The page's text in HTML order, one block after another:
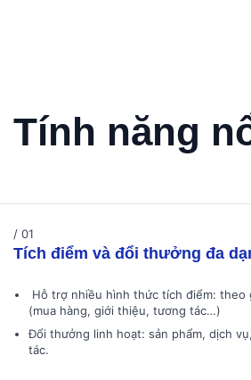
Tính năng
/ 01
Tích điểm và đổi thưởng đa
Hỗ trợ nhiều hình thức tích điểm: theo
(mua hàng, giới thiệu, tương tác…)
Đổi thưởng linh hoạt: sản phẩm, dịch
tác.